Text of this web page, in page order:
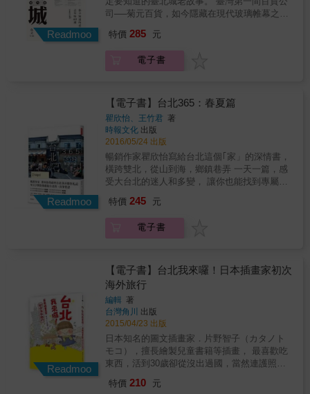
置；12條散步路線也利用google maps做成線上
地圖，公開讓讀者存取，方便大家在旅途中查
找位置，店家資訊若有變動也能即時更新，建
含深厚的生活文化，屬於現代青年的新創小舖
也為這處舊城注入新概念，新舊撞擊，東西混
同，大稻埕的美麗一言難盡。 *街屋建築故事
協發商店、新芳春行、葉厝、靜修女中&hellip;
屋面小但其實別有洞天的大稻埕建築，或巴洛
大稻埕節慶同樂 從新春喜慶前最人氣年貨大
街，到8月的音樂煙火節，再到10月開始為期一
個月的國際藝術節，以二○年代造型踩街遊行，
享受這片土地的絕代風華。 *跨越時空的藝文體
驗 是咖啡館、雜貨舖還是書屋、烘焙教室？很
難替這些有故事的美好空間下定義，那就大膽
走入，在新生的老房子裡尋覓自我。 *佐進光陰
的滋味 迷戀老屋裡的咖啡與茶香，還有滿懷心
意的精緻料理，經過歲月醞釀的滋味，總是純
粹動人。 *沉浸在雜貨時光 或許是刻印著往日
創小物，在老屋懷舊氛圍的加持下，雜貨迷來
能嚐到讓人留戀的百年滋味，還有那份更難得
的文化底蘊。
Readmoo
司──菊元百貨，如今隱藏在現代玻璃帷幕之
往事&hellip;&hellip; 這是你不知道的臺北老
及展開文化之旅嗎？這本書，就是您的出發
點！──文化部部長鄭麗君│專文推薦 走入日本
時代的臺北城 一八九五年臺灣割讓予日本，從
此，臺北成了一個和洋並存的城市：臺灣鐵道
飯店、吾妻旅館、臺灣書店、菊元百貨、西門
紅樓、臺北高校等。歲月更迭，有些建築如今
還在，更多的建築，則因戰亂等種種原因而毀
壞，或被拆毀。魚夫多方走訪，並參閱無數文
件資料與老照片，將有著歐洲街景般的老臺北
能忽略了身邊的故事。走在西門紅樓、喝一杯
酸梅湯，都有動人的故事。翻開這本書，重拾
自拍攝與剪輯的影片（掃描書中各篇QR code
即可連結），閱讀文字之餘，還能身歷其境，
回憶老城舊事。
特價 285 元
電子書
Readmoo
【電子書】台北365：春夏篇
瞿欣怡、王竹君 著
時報文化 出版
2016/05/24 出版
暢銷作家瞿欣怡寫給台北這個｢家」的深情書，
橫跨雙北，從山到海，鄉鎮巷弄 一天一篇，感
受大台北的迷人和多變， 讓你也能找到專屬自
分，結合大台北三月至八月種種繽紛的人文旅
寫，既有散文閱讀樂趣，又可隨身攜帶漫遊的
由，翻開本書，就像翻開台北的秘密日記一
般。 & 不管你是在地人，或只是離鄉來台北打
拼，聚集了超過600萬人口的雙北，已經成為許
多人的｢家」。對於台北這個「家」，我們都有
種熟悉又陌生的感覺，一面享受著台北的閒適
與小確幸，也焦慮著台北的漸漸不如北京、上
海。 就讓台北成為台北吧！ & 除了大都會習以
為常的摩天大樓天際線，除了熟知的一○一、鼎
泰豐與士林夜市，讓暢銷作家瞿欣怡帶著你，
在新與舊、山與海、人與物間，踏查台北，深
特價 245 元
電子書
Readmoo
【電子書】台北我來囉！日本插畫家初次
海外旅行
編輯 著
台灣角川
出版
2015/04/23 出版
日本知名的圖文插畫家．片野智子（カタノト
モコ），擅長繪製兒童書籍等插畫， 最喜歡吃
東西，活到30歲卻從沒出過國，當然連護照都
前往台灣的旅程！ 雖然只會說YES跟
特價 210 元